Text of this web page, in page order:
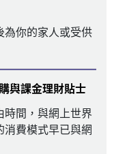
為你的家人或受供
與課金理財貼士
時間，與網上世界
消費模式早已與網